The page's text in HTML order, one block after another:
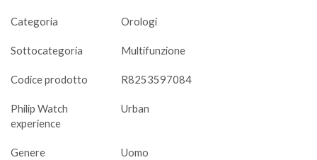
Categoria Orologi
Sottocategoria Multifunzione
Codice prodotto R8253597084
Philip Watch
experience
Urban
Genere Uomo